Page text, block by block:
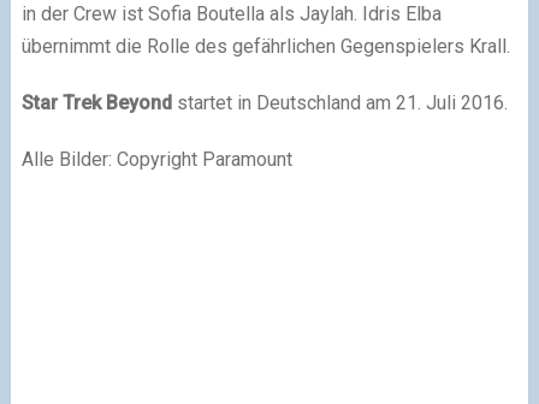
in der Crew ist Sofia Boutella als Jaylah. Idris Elba
übernimmt die Rolle des gefährlichen Gegenspielers Krall.
Star Trek Beyondstartet in Deutschland am 21. Juli 2016.
Alle Bilder: Copyright Paramount